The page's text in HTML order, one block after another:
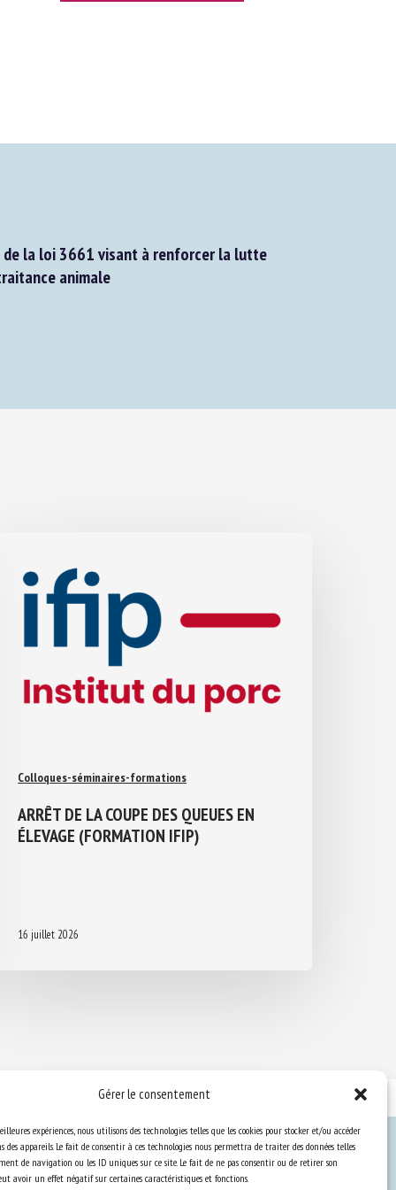
Gérer le consentement
expériences, nous utilisons des technologies telles que les cookies pour stocker et/ou accéder
appareils. Le fait de consentir à ces technologies nous permettra de traiter des données telles
de navigation ou les ID uniques sur ce site. Le fait de ne pas consentir ou de retirer son
avoir un effet négatif sur certaines caractéristiques et fonctions.
la loi 3661 visant à renforcer la lutte
animale
Colloques-séminaires-formations
ARRÊT DE LA COUPE DES QUEUES EN
ÉLEVAGE (FORMATION IFIP)
16 juillet 2026
Ressources